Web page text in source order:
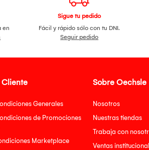
en
Sigue tu pedido
Fácil y rápido sólo con tu DNI.
Seguir pedido
Generales
de Promociones
Marketplace
Sobre Oechsle
Nosotros
Nuestras tiendas
Trabaja con
Ventas